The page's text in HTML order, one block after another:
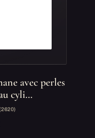
avec perles
cyli…
620)